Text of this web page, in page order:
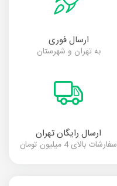
ارسال فوری
به تهران و شهرستان
ارسال رایگان تهران
سفارشات بالای 4 میلیون تومان